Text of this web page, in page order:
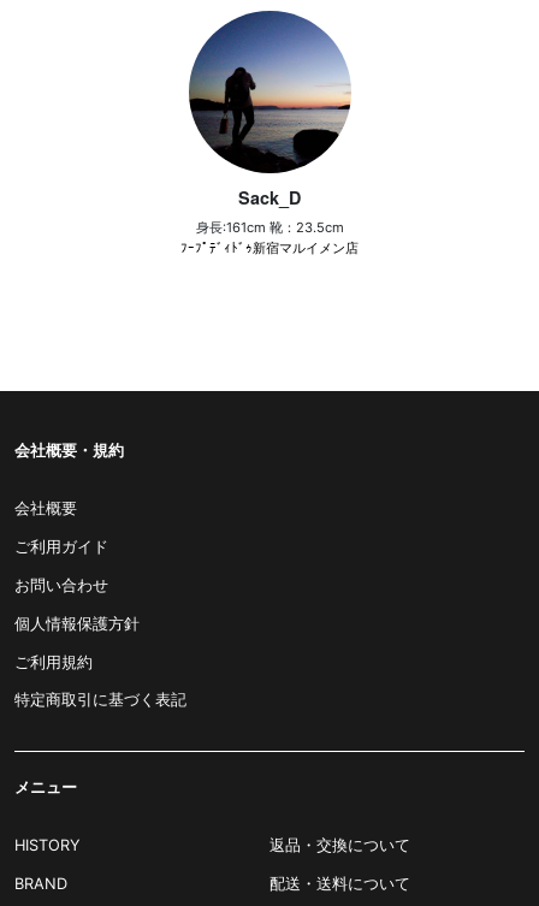
Sack_D
身長:161cm 靴：23.5cm
ﾌｰﾌﾟﾃﾞｨﾄﾞｩ新宿マルイメン店
会社概要・規約
会社概要
ご利用ガイド
お問い合わせ
個人情報保護方針
ご利用規約
特定商取引に基づく表記
メニュー
HISTORY
BRAND
返品・交換について
配送・送料について